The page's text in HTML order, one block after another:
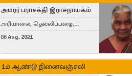
அமரர் பராசக்தி இராசநாயகம்
அரியாலை, தெல்லிப்பழை,
Montreal, Canada
06 Aug, 2021
1ம் ஆண்டு நினைவஞ்சலி